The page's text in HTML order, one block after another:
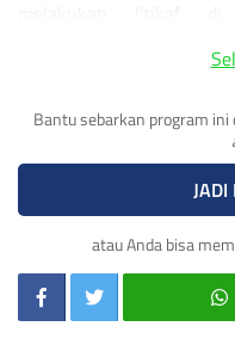
dilakukan adalah
Bersedekah juga
Lailatul Qadar yang
kebaikan, bukan hanya
juga kepada yang
menyalurkan.
Bantu sebarkan program ini
JADI
atau Anda bisa